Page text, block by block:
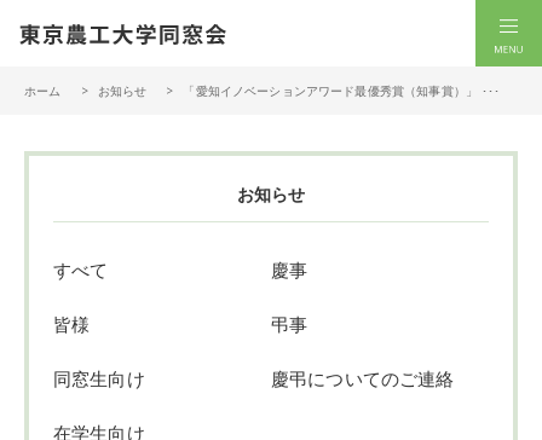
ホーム お知らせ 「愛知イノベーションアワード最優秀賞（知事賞）」 ･･･
お知らせ
すべて
皆様
同窓生向け
在学生向け
慶事
弔事
慶弔についてのご連絡